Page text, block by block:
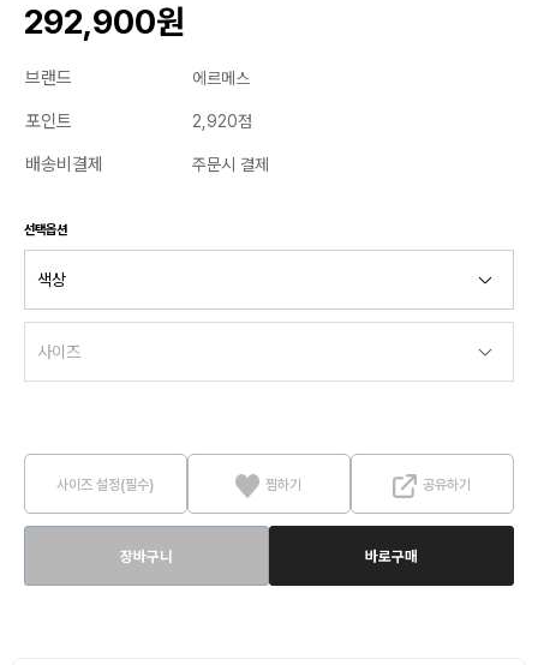
292,900원
브랜드 에르메스
포인트 2,920점
배송비결제 주문시 결제
선택옵션
사이즈 설정(필수) 찜하기 공유하기
장바구니 바로구매